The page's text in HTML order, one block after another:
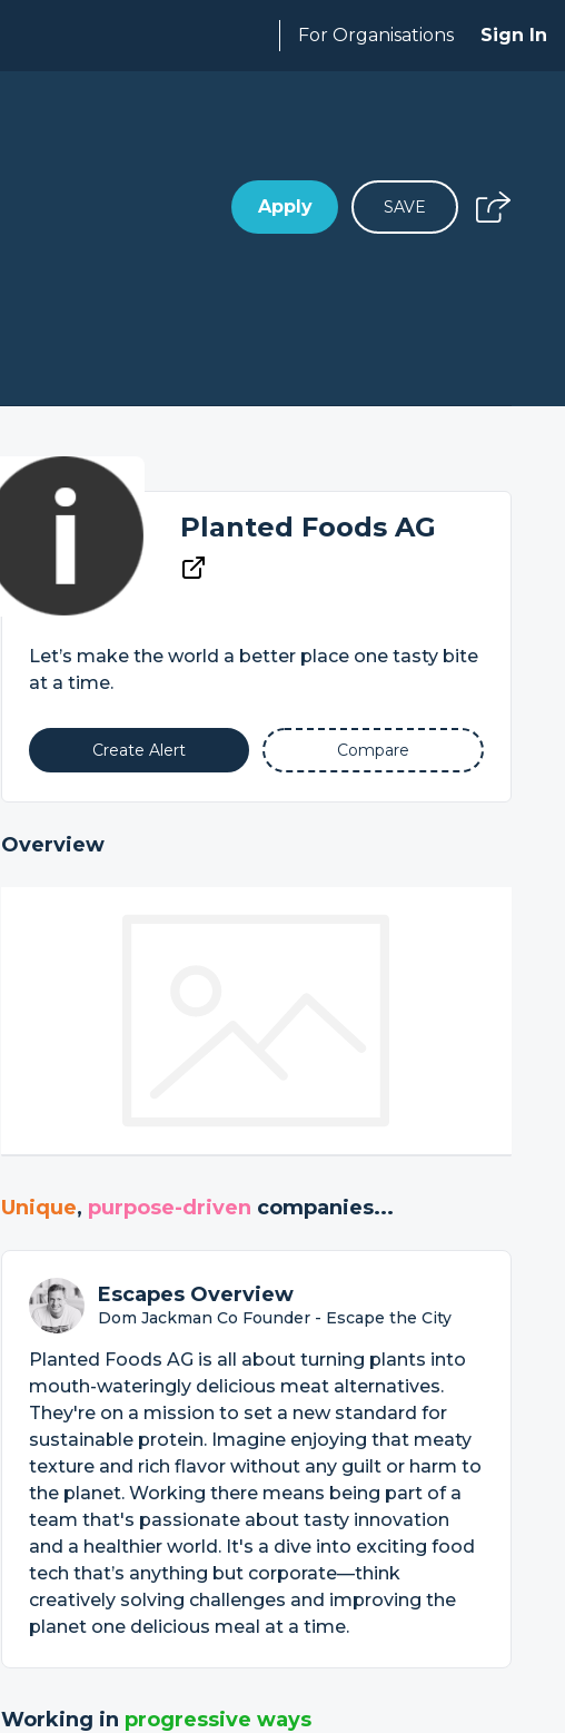
For Organisations Sign In
Apply SAVE
Planted Foods AG
Let’s make the world a better place one tasty bite
at a time.
Create Alert Compare
Overview
Unique, purpose-driven companies...
Escapes Overview
Dom Jackman Co Founder - Escape the City
Planted Foods AG is all about turning plants into
mouth-wateringly delicious meat alternatives.
They're on a mission to set a new standard for
sustainable protein. Imagine enjoying that meaty
texture and rich flavor without any guilt or harm to
the planet. Working there means being part of a
team that's passionate about tasty innovation
and a healthier world. It's a dive into exciting food
tech that’s anything but corporate—think
creatively solving challenges and improving the
planet one delicious meal at a time.
Working in progressive ways